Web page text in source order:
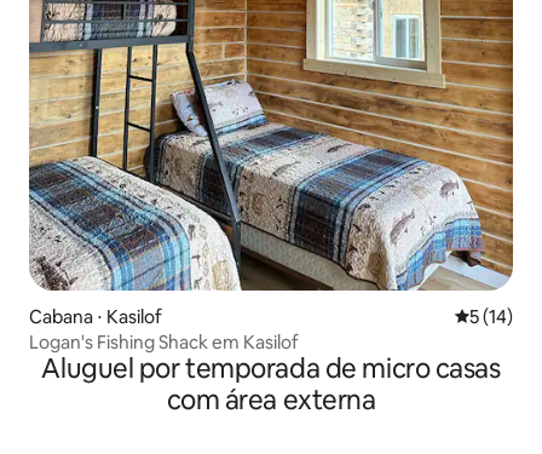
Cabana ⋅ Kasilof 5 de uma
5 (14)
Logan's Fishing Shack em Kasilof
Aluguel por temporada de micro casas
com área externa